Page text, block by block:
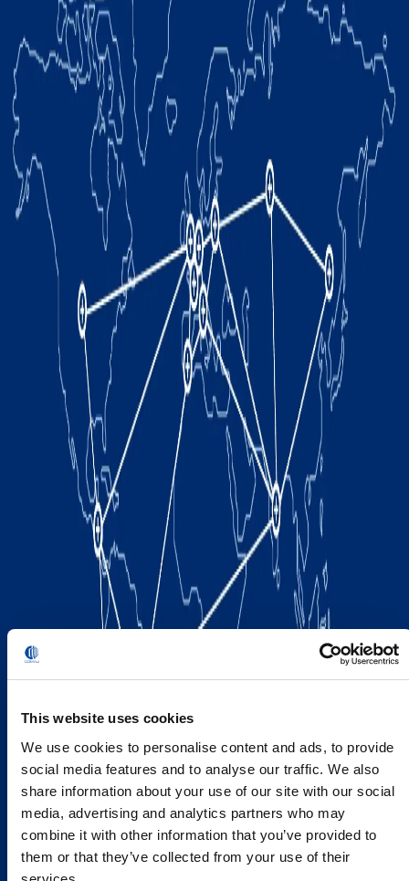
This website uses cookies
We use cookies to personalise content and ads, to provide
social media features and to analyse our traffic. We also
share information about your use of our site with our social
media, advertising and analytics partners who may
combine it with other information that you’ve provided to
them or that they’ve collected from your use of their